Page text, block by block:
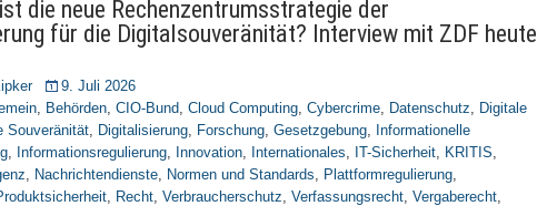
die neue Rechenzentrumsstrategie der
für die Digitalsouveränität? Interview mit ZDF heute
9. Juli 2026
, Behörden, CIO-Bund, Cloud Computing, Cybercrime, Datenschutz, Digitale
Souveränität, Digitalisierung, Forschung, Gesetzgebung, Informationelle
, Informationsregulierung, Innovation, Internationales, IT-Sicherheit, KRITIS,
, Nachrichtendienste, Normen und Standards, Plattformregulierung,
, Recht, Verbraucherschutz, Verfassungsrecht, Vergaberecht,